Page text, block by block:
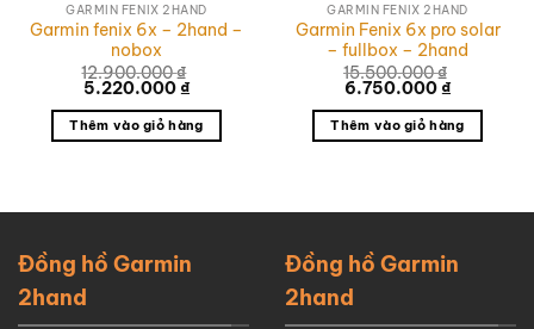
GARMIN FENIX 2HAND
Garmin fenix 6x – 2hand –
nobox
12.900.000₫
Giá
là:
12.900.000 ₫.
5.220.000₫Giá
tại
là:
5.220.000 ₫.
Thêm vào giỏ hàng
GARMIN FENIX 2HAND
Garmin Fenix 6x pro solar
– fullbox – 2hand
15.500.000₫
Giá
là:
15.500.000 ₫.
6.750.000₫Giá
tại
là:
Thêm vào giỏ hàng
Đồng hồ Garmin
2hand
Đồng hồ Garmin
2hand